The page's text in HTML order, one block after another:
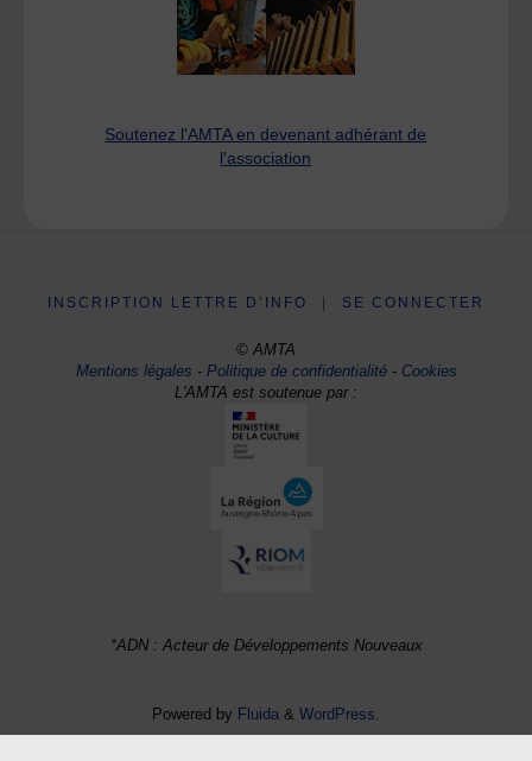
Soutenez l'AMTA en devenant adhérant de
l'association
INSCRIPTION LETTRE D’INFO SE CONNECTER
© AMTA
Mentions légales -Politique de confidentialité- Cookies
L'AMTA est soutenue par :
*ADN : Acteur de Développements Nouveaux
Powered by Fluida & WordPress.